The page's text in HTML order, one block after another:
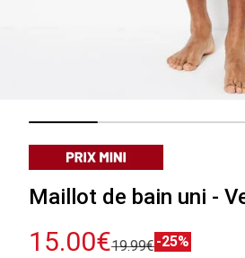
Maillot de bain uni -
15.00€19.99€-25%